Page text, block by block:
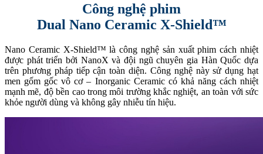
Công nghệ phim
Dual Nano Ceramic X-Shield™
Nano Ceramic X-Shield™ là công nghệ sản xuất phim cách nhiệt
được phát triển bởi NanoX và đội ngũ chuyên gia Hàn Quốc dựa
trên phương pháp tiếp cận toàn diện. Công nghệ này sử dụng hạt
men gốm gốc vô cơ – Inorganic Ceramic có khả năng cách nhiệt
mạnh mẽ, độ bền cao trong môi trường khắc nghiệt, an toàn với sức
khỏe người dùng và không gây nhiễu tín hiệu.